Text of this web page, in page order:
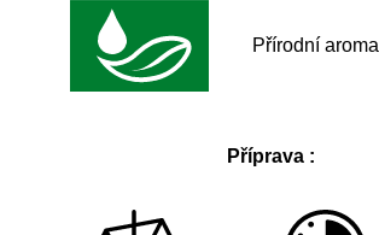
Přírodní aroma
Příprava :